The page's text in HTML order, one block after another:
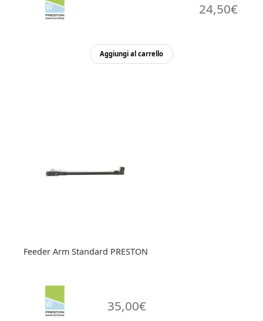
24,50€
Aggiungi al carrello
Feeder Arm Standard PRESTON
35,00€